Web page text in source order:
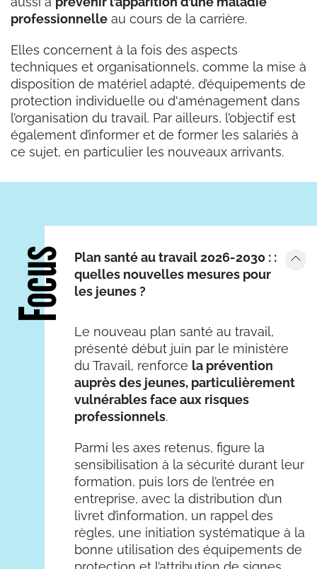
professionnelle au cours de la carrière.
Elles concernent à la fois des aspects
techniques et organisationnels, comme la mise à
disposition de matériel adapté, d’équipements de
protection individuelle ou d'aménagement dans
l’organisation du travail. Par ailleurs, l’objectif est
également d’informer et de former les salariés à
ce sujet, en particulier les nouveaux arrivants.
Focus
Plan santé au travail 2026-2030 : :
quelles nouvelles mesures pour
les jeunes ?
Le nouveau plan santé au travail,
présenté début juin par le ministère
du Travail, renforce la prévention
auprès des jeunes, particulièrement
vulnérables face aux risques
professionnels.
Parmi les axes retenus, figure la
sensibilisation à la sécurité durant leur
formation, puis lors de l’entrée en
entreprise, avec la distribution d’un
livret d’information, un rappel des
règles, une initiation systématique à la
bonne utilisation des équipements de